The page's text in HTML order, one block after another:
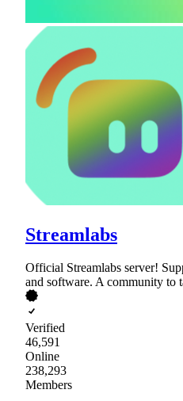
Streamlabs
Official Streamlabs server!
and software. A community to
Verified
46,591
Online
238,293
Members